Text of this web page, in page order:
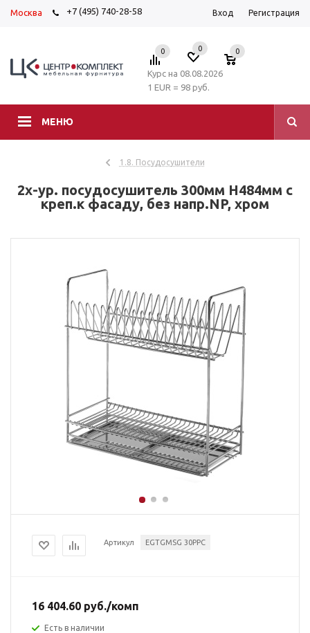
Москва +7 (495) 740-28-58 Вход Регистрация
МЕНЮ
0 0 0
Курс на 08.08.2026
1 EUR = 98 руб.
1.8. Посудосушители
2х-ур. посудосушитель 300мм H484мм с
креп.к фасаду, без напр.NP, хром
Артикул EGTGMSG 30PPC
16 404.60 руб./комп
Есть в наличии